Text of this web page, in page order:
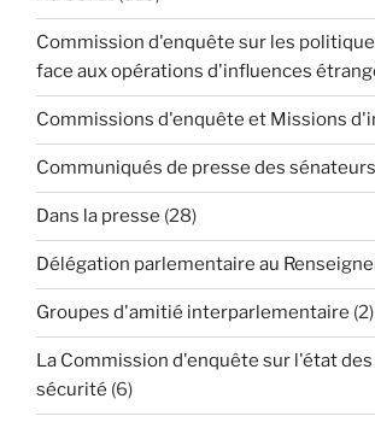
Commission d'enquête sur les
face aux opérations d'influences
Commissions d'enquête et Missions
Communiqués de presse des
Dans la presse (28)
Délégation parlementaire au
Groupes d'amitié interparlementaire (2)
La Commission d'enquête sur l'état
sécurité (6)